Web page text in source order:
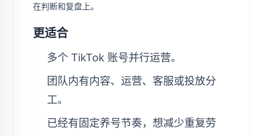
在判断和复盘上。
更适合
多个 TikTok 账号并行运营。
团队内有内容、运营、客服或投放分
工。
已经有固定养号节奏，想减少重复劳